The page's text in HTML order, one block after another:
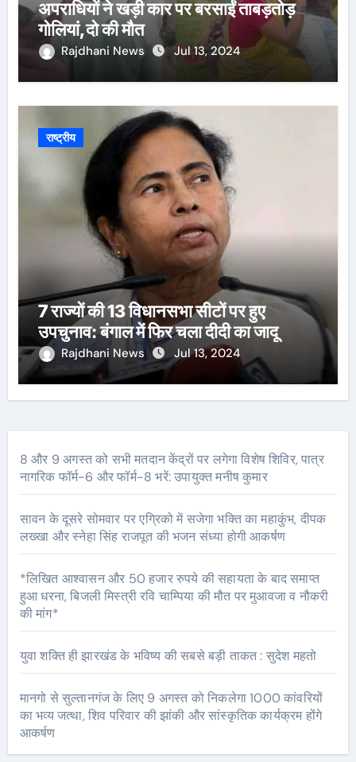
अपराधियों ने खड़ी कार पर बरसाईं ताबड़तोड़
गोलियां,दो की मौत
Rajdhani News Jul 13, 2024
राष्ट्रीय
7 राज्यों की 13 विधानसभा सीटों पर हुए
उपचुनाव: बंगाल में फिर चला दीदी का जादू
Rajdhani News Jul 13, 2024
8 और 9 अगस्त को सभी मतदान केंद्रों पर लगेगा विशेष शिविर, पात्र
नागरिक फॉर्म-6 और फॉर्म-8 भरें: उपायुक्त मनीष कुमार
सावन के दूसरे सोमवार पर एग्रिको में सजेगा भक्ति का महाकुंभ, दीपक
लख्खा और स्नेहा सिंह राजपूत की भजन संध्या होगी आकर्षण
*लिखित आश्वासन और 50 हजार रुपये की सहायता के बाद समाप्त
हुआ धरना, बिजली मिस्त्री रवि चाम्पिया की मौत पर मुआवजा व नौकरी
की मांग*
युवा शक्ति ही झारखंड के भविष्य की सबसे बड़ी ताकत : सुदेश महतो
मानगो से सुल्तानगंज के लिए 9 अगस्त को निकलेगा 1000 कांवरियों
का भव्य जत्था, शिव परिवार की झांकी और सांस्कृतिक कार्यक्रम होंगे
आकर्षण